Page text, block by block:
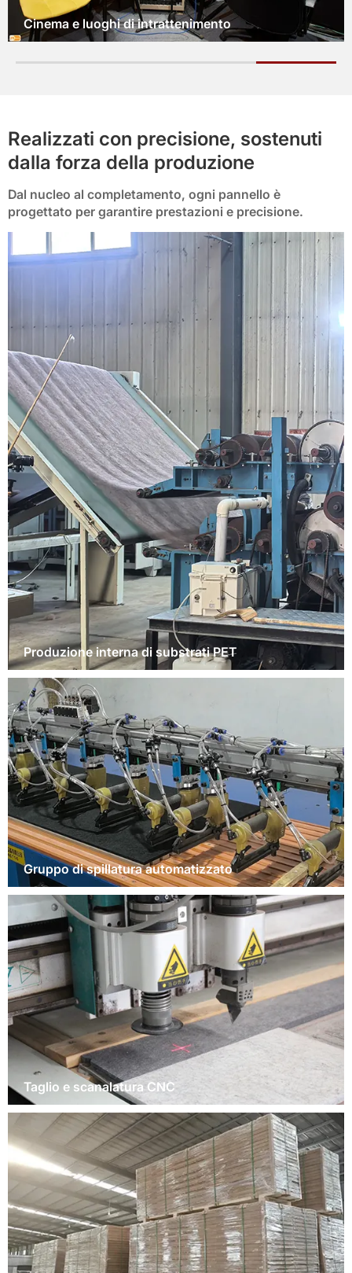
Lobby e camere d'albergo
Realizzati con precisione, sostenuti
dalla forza della produzione
Dal nucleo al completamento, ogni pannello è
progettato per garantire prestazioni e precisione.
Produzione interna di substrati PET
Gruppo di spillatura automatizzato
Taglio e scanalatura CNC